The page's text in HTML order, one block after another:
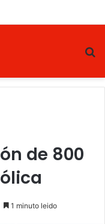
de 800
1 minuto leido